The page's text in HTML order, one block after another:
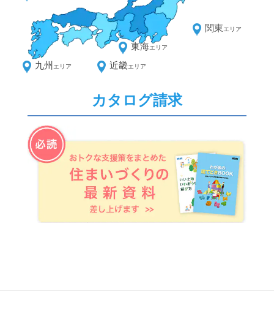
関東エリア
東海エリア
近畿エリア
九州エリア
カタログ請求